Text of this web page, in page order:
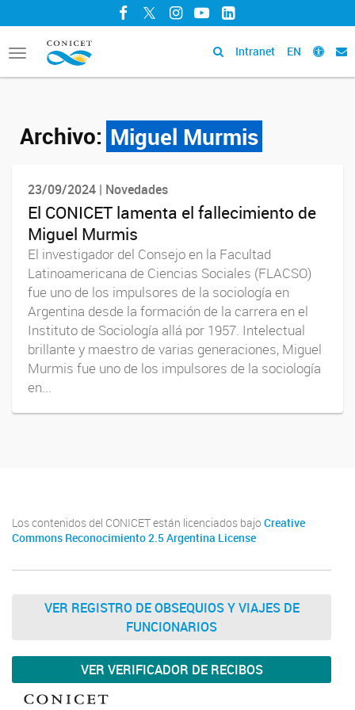
Facebook
TwitterInstagram
YouTubeLinkedIn
Toggle
navigation
Intranet EN
Archivo: Miguel Murmis
23/09/2024 | Novedades
El CONICET lamenta el fallecimiento de
Miguel Murmis
El investigador del Consejo en la Facultad
Latinoamericana de Ciencias Sociales (FLACSO)
fue uno de los impulsores de la sociología en
Argentina desde la formación de la carrera en el
Instituto de Sociología allá por 1957. Intelectual
brillante y maestro de varias generaciones, Miguel
Murmis fue uno de los impulsores de la sociología
en...
Los contenidos del CONICET están licenciados bajo Creative
Commons Reconocimiento 2.5 Argentina License
VER REGISTRO DE OBSEQUIOS Y VIAJES DE
FUNCIONARIOS
VER VERIFICADOR DE RECIBOS